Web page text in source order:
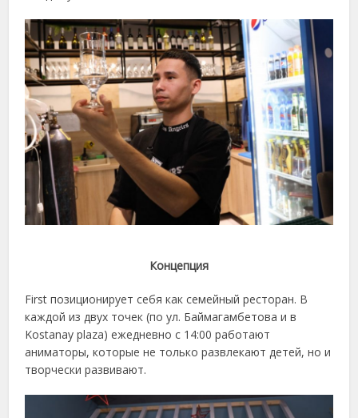
Концепция
First позиционирует себя как семейный ресторан. В
каждой из двух точек (по ул. Баймагамбетова и в
Kostanay plaza) ежедневно с 14:00 работают
аниматоры, которые не только развлекают детей, но и
творчески развивают.